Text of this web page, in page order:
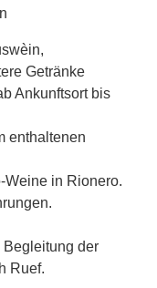
Getränke
Ankunftsort bis
enthaltenen
in Rionero.
der
Ruef.